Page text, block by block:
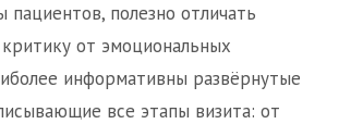
пациентов, полезно отличать
от эмоциональных
информативны развёрнутые
все этапы визита: от